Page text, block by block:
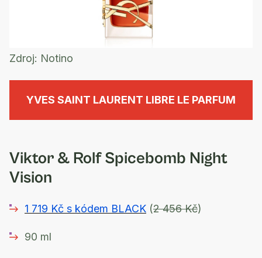
Zdroj: Notino
YVES SAINT LAURENT LIBRE LE PARFUM
Viktor & Rolf Spicebomb Night
Vision
1 719 Kč s kódem BLACK (2 456 Kč)
90 ml